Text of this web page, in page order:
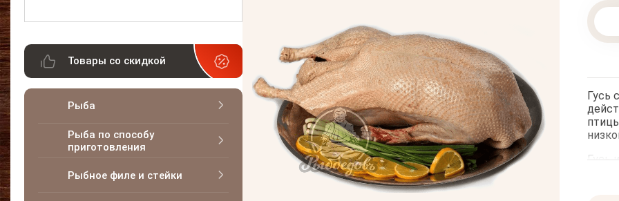
Товары со скидкой
Рыба
Рыба по способу
приготовления
Рыбное филе и стейки
Гусь
Гусь
его
и